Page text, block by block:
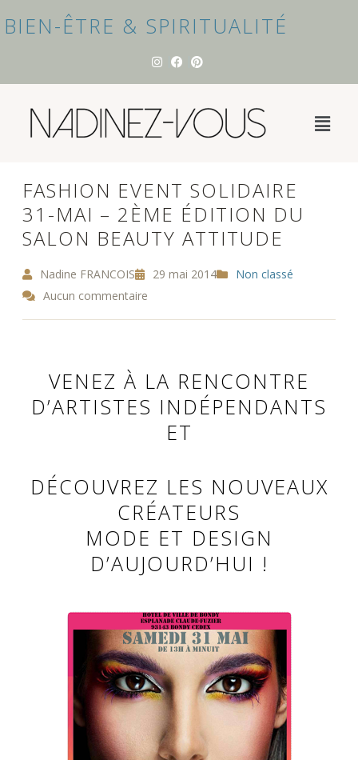
BIEN-ÊTRE & SPIRITUALITÉ
FASHION EVENT SOLIDAIRE
31-MAI – 2ÈME ÉDITION DU
SALON BEAUTY ATTITUDE
Nadine FRANCOIS 29 mai 2014
Non classé
Aucun commentaire
VENEZ À LA RENCONTRE
D’ARTISTES INDÉPENDANTS
ET
DÉCOUVREZ LES NOUVEAUX
CRÉATEURS
MODE ET DESIGN
D’AUJOURD’HUI !